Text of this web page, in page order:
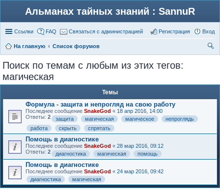
Альманах тайных знаний : SannuR
Ссылки FAQ Связаться с администрацией Вход
Регистрация
На главную
Список форумов
Поиск по темам с любым из этих тегов:
магическая
Темы
Формула - защита и непрогляд на свою работу
Последнее сообщение SnakeGod « 18 апр 2016, 14:00
Ответы: 2 защита магическая магическое
непроглядь
работа
скрыть спрятать
Помощь в диагностике
Последнее сообщение SnakeGod « 28 мар 2016, 09:12
Ответы: 2 диагностика магическая помощь
Помощь в диагностике
Последнее сообщение SnakeGod « 24 мар 2016, 09:42
диагностика
магическая